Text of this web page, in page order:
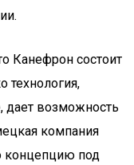
Канефрон состоит
технология,
дает возможность
компания
концепцию под